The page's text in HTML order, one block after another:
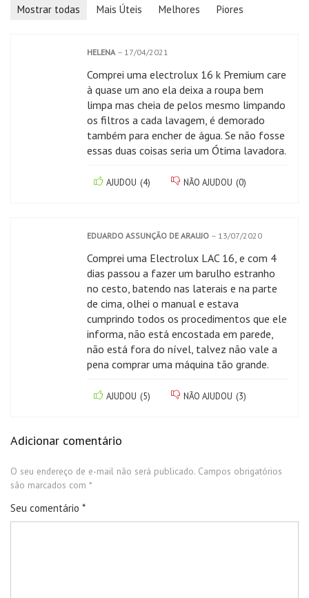
Mostrar todas Mais Úteis Melhores Piores
HELENA – 17/04/2021
Comprei uma electrolux 16 k Premium care
à quase um ano ela deixa a roupa bem
limpa mas cheia de pelos mesmo limpando
os filtros a cada lavagem, é demorado
também para encher de água. Se não fosse
essas duas coisas seria um Ótima lavadora.
AJUDOU (4) NÃO AJUDOU (0)
EDUARDO ASSUNÇÃO DE ARAUJO – 13/07/2020
Comprei uma Electrolux LAC 16, e com 4
dias passou a fazer um barulho estranho
no cesto, batendo nas laterais e na parte
de cima, olhei o manual e estava
cumprindo todos os procedimentos que ele
informa, não está encostada em parede,
não está fora do nível, talvez não vale a
pena comprar uma máquina tão grande.
AJUDOU (5) NÃO AJUDOU (3)
Adicionar comentário
O seu endereço de e-mail não será publicado. Campos obrigatórios
são marcados com *
Seu comentário *